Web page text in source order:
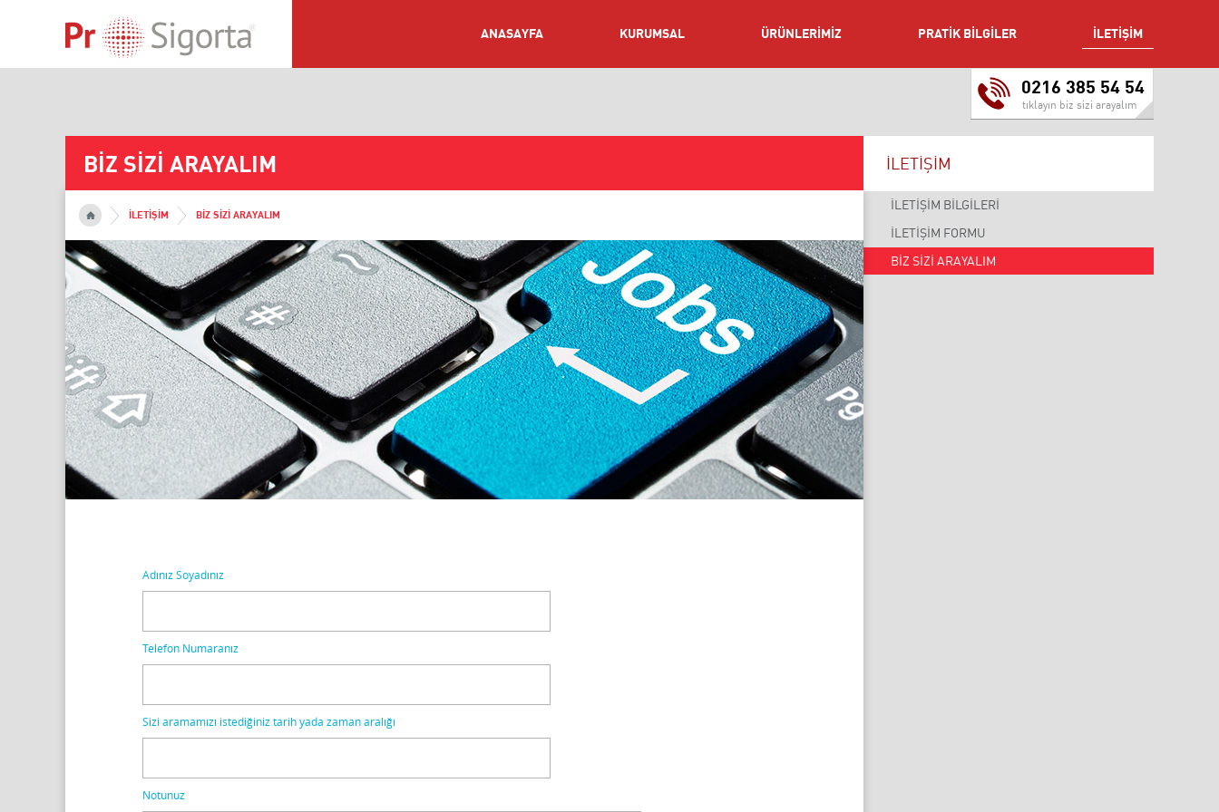
0216 385 54 54
tıklayın biz sizi arayalım
ANASAYFA KURUMSAL ÜRÜNLERİMİZ PRATİK BİLGİLER İLETİŞİM
İLETİŞİM
İLETİŞİM BİLGİLERİ
İLETİŞİM FORMU
BİZ SİZİ ARAYALIM
İLETİŞİM BİZ SİZİ ARAYALIM
BİZ SİZİ ARAYALIM
ÇÖZÜMÜ BİZE BIRAKIN
Adınız Soyadınız
Telefon Numaranız
Sizi aramamızı istediğiniz tarih yada zaman aralığı
Notunuz